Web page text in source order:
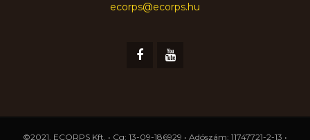
ecorps@ecorps.hu
©2021, ECORPS Kft. • Cg: 13-09-186929 • Adószám: 11747721-2-13 •